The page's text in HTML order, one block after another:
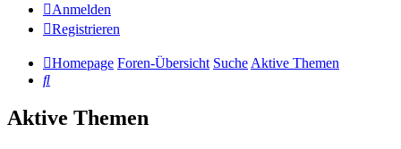
Anmelden
Registrieren
Homepage Foren-Übersicht Suche Aktive Themen
Suche
Aktive Themen